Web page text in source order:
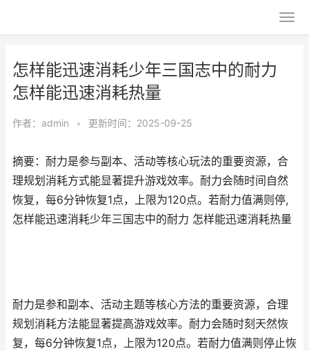
怎样能迅速消耗少年三国志中的耐力
怎样能迅速消耗热量
作者： admin • 更新时间：2025-09-25
摘要：耐力是参与副本、活动等核心玩法的重要资源，合
理规划消耗方式能显著提升游戏效率。耐力会随时间自然
恢复，每6分钟恢复1点，上限为120点。若耐力值满则停,
怎样能迅速消耗少年三国志中的耐力 怎样能迅速消耗热量
耐力是参和副本、活动主题等核心方法的重要资源，合理
规划消耗方法能显著提高游戏效率。耐力会随时刻天然恢
复，每6分钟恢复1点，上限为120点。若耐力值满则停止恢